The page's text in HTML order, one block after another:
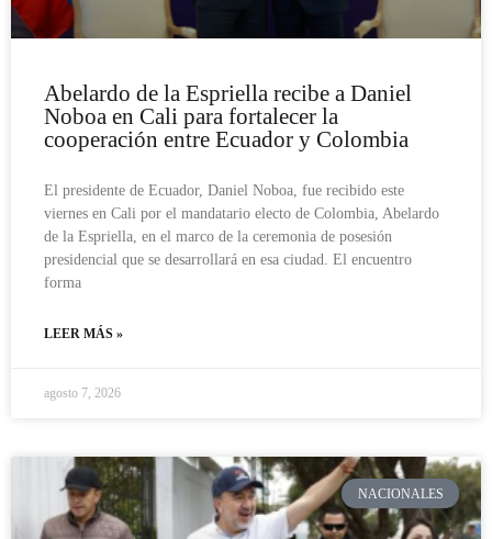
Abelardo de la Espriella recibe a Daniel
Noboa en Cali para fortalecer la
cooperación entre Ecuador y Colombia
El presidente de Ecuador, Daniel Noboa, fue recibido este
viernes en Cali por el mandatario electo de Colombia, Abelardo
de la Espriella, en el marco de la ceremonia de posesión
presidencial que se desarrollará en esa ciudad. El encuentro
forma
LEER MÁS »
agosto 7, 2026
NACIONALES